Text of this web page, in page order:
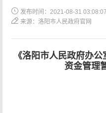
发布时间：2021-08-31 03:08:07
来源：洛阳市人民政府官网
《洛阳市人民政府办
资金管理